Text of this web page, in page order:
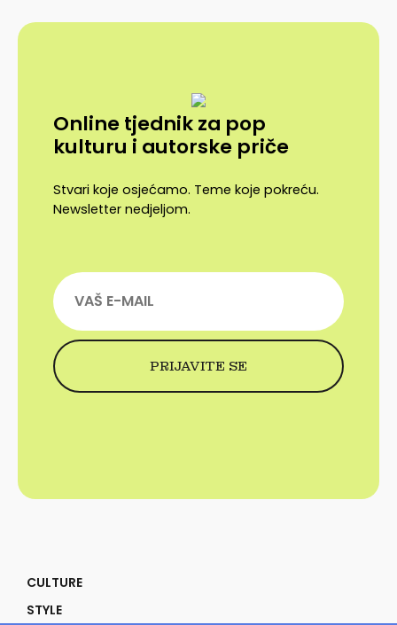
Online tjednik za pop
kulturu i autorske priče
Stvari koje osjećamo. Teme koje pokreću.
Newsletter nedjeljom.
CULTURE
STYLE